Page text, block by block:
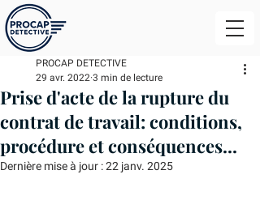
Prise d'acte de la rupture du
contrat de travail: conditions,
procédure et conséquences...
PROCAP DETECTIVE
29 avr. 2022 3 min de lecture
Dernière mise à jour :22 janv. 2025